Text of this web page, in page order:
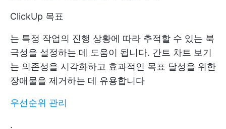
ClickUp 목표
는 특정 작업의 진행 상황에 따라 추적할 수 있는 북
극성을 설정하는 데 도움이 됩니다. 간트 차트 보기
는 의존성을 시각화하고 효과적인 목표 달성을 위한
장애물을 제거하는 데 유용합니다
우선순위 관리
.